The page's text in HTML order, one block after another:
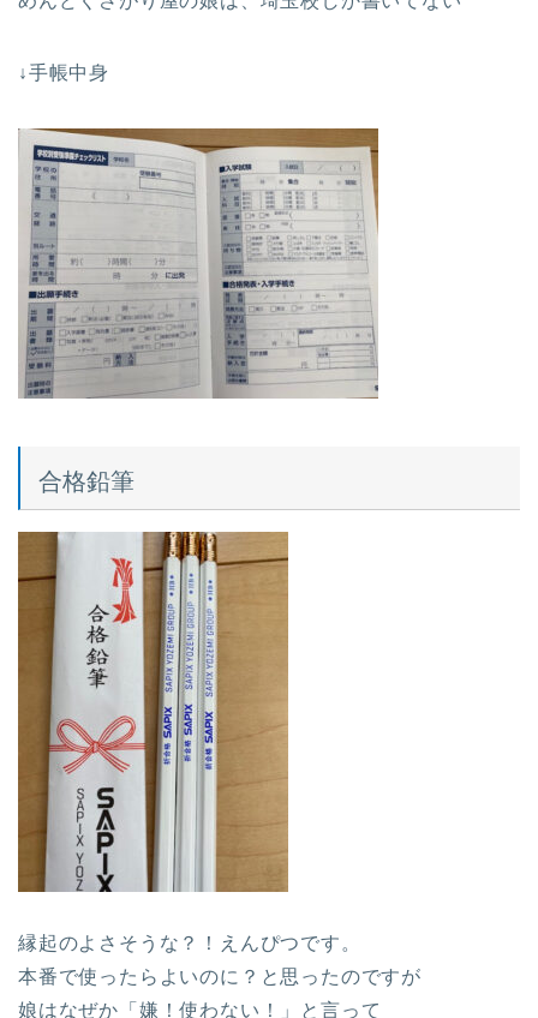
↓手帳中身
合格鉛筆
縁起のよさそうな？！えんぴつです。
本番で使ったらよいのに？と思ったのですが
娘はなぜか「嫌！使わない！」と言って